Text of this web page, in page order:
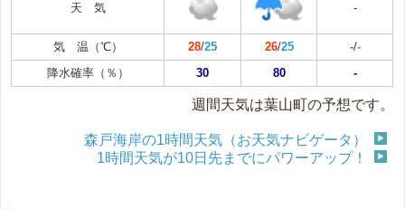
天 気 -
気 温（℃） 28/25 26/25 -/-
降水確率（％）
30 80 -
週間天気は葉山町の予想です。
森戸海岸の1時間天気（お天気ナビゲータ）
1時間天気が10日先までにパワーアップ！